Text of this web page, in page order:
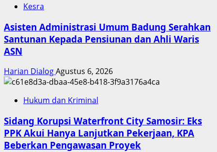
Kesra
Asisten Administrasi Umum Badung Serahkan
Santunan Kepada Pensiunan dan Ahli Waris
ASN
Harian DialogAgustus 6, 2026
Hukum dan Kriminal
Sidang Korupsi Waterfront City Samosir: Eks
PPK Akui Hanya Lanjutkan Pekerjaan, KPA
Beberkan Pengawasan Proyek